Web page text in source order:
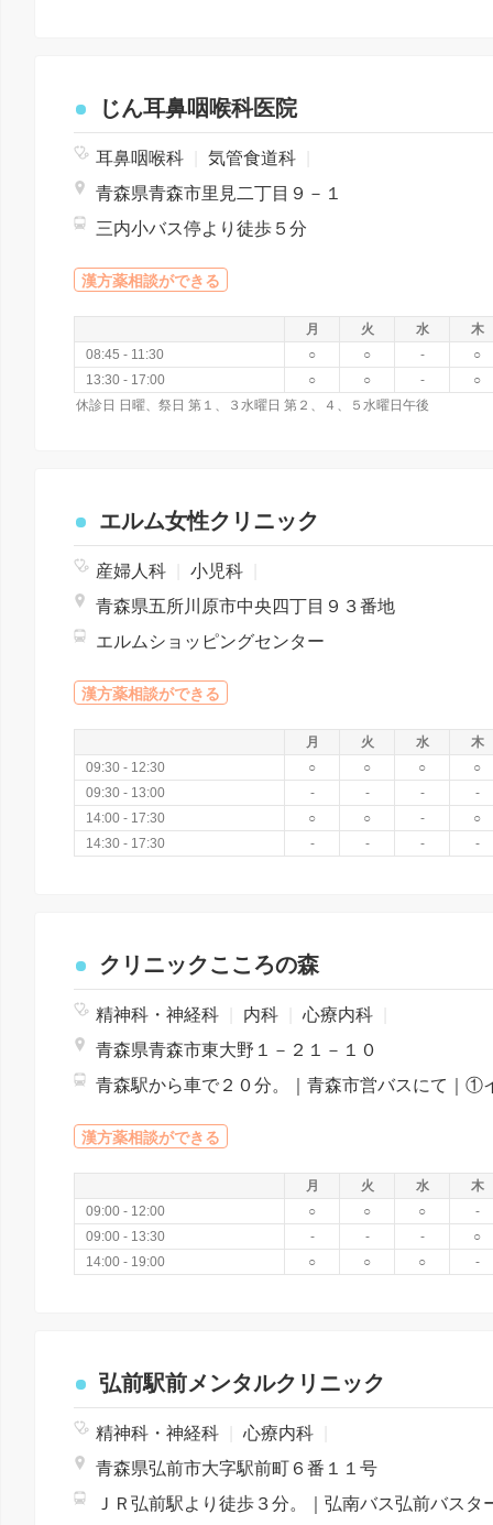
じん耳鼻咽喉科医院
耳鼻咽喉科 気管食道科
青森県青森市里見二丁目９－１
三内小バス停より徒歩５分
漢方薬相談ができる
月 火 水
木
08:45 - 11:30
○ ○ -
○
13:30 - 17:00
○ ○ -
○
休診日 日曜、祭日 第１、３水曜日 第２、４、５水曜日午後
エルム女性クリニック
産婦人科 小児科
青森県五所川原市中央四丁目９３番地
エルムショッピングセンター
漢方薬相談ができる
月 火 水
木
09:30 - 12:30
○ ○ ○
○
09:30 - 13:00
- - -
-
14:00 - 17:30
○ ○ -
○
14:30 - 17:30
- - - -
クリニックこころの森
精神科・神経科 内科 心療内科
青森県青森市東大野１－２１－１０
漢方薬相談ができる
月 火 水
木
09:00 - 12:00
○ ○ ○
-
09:00 - 13:30
- - -
○
14:00 - 19:00
○ ○ ○ -
弘前駅前メンタルクリニック
精神科・神経科 心療内科
青森県弘前市大字駅前町６番１１号